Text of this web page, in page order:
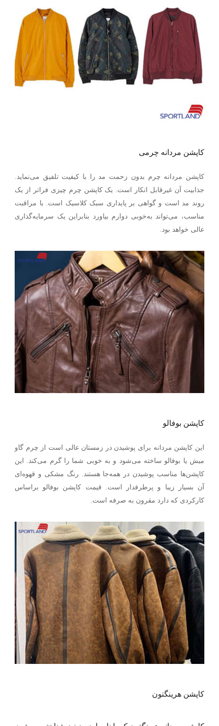
کاپشن مردانه چرمی
کاپشن مردانه چرم بدون زحمت مد را با کیفیت تلفیق می‌نماید.
جذابیت آن غیرقابل انکار است. یک کاپشن چرم چیزی فراتر از یک
روند مد است و گواهی بر پایداری سبک کلاسیک است. با مراقبت
مناسب، می‌تواند به‌خوبی دوارم بیاورد بنابراین یک سرمایه‌گذاری
عالی خواهد بود.
کاپشن بوفالو
این کاپشن مردانه برای پوشیدن در زمستان عالی است از چرم گاو
میش یا بوفالو ساخته می‌شود و به خوبی شما را گرم می‌کند. این
کاپشن‌ها مناسب پوشیدن در همه‌جا هستند. رنگ مشکی و قهوه‌ای
آن بسیار زیبا و پرطرفدار است. قیمت کاپشن بوفالو براساس
کارکردی که دارد مقرون به صرفه است.
کاپشن هرینگتون